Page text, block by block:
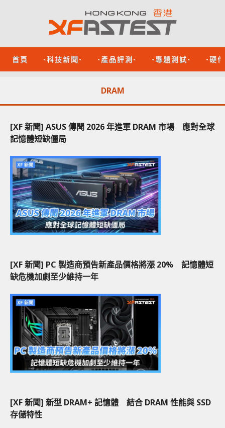
首頁 -科技新聞- -產品評測- -專題測試- -硬
DRAM
[XF 新聞] ASUS 傳聞 2026 年進軍 DRAM 市場 應對全球
記憶體短缺僵局
[XF 新聞] PC 製造商預告新產品價格將漲 20% 記憶體短
缺危機加劇至少維持一年
[XF 新聞] 新型 DRAM+ 記憶體 結合 DRAM 性能與 SSD
存儲特性